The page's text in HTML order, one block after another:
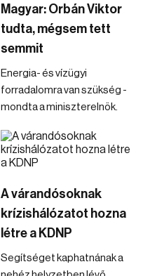
Magyar: Orbán Viktor
tudta, mégsem tett
semmit
Energia- és vízügyi
forradalomra van szükség -
mondta a miniszterelnök.
A várandósoknak
krízishálózatot hozna
létre a KDNP
Segítséget kaphatnának a